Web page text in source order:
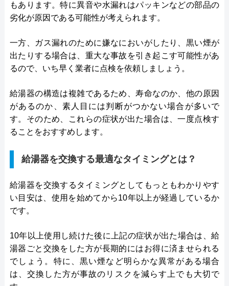
もあります。特に異音や水漏れはパッキンなどの部品の
劣化が原因である可能性が考えられます。
一方、ガス漏れのために嫌なにおいがしたり、黒い煙が
出たりする場合は、重大な事故を引き起こす可能性があ
るので、いち早く業者に点検を依頼しましょう。
給湯器の構造は複雑であるため、寿命なのか、他の原因
があるのか、素人目には判断がつかない場合が多いで
す。そのため、これらの症状が出た場合は、一度点検す
ることをおすすめします。
給湯器を交換する最適なタイミングとは？
給湯器を交換するタイミングとしてもっともわかりやす
い目安は、使用を始めてから10年以上が経過しているか
です。
10年以上使用し続けた後に上記の症状が出た場合は、給
湯器ごと交換をした方が長期的にはお得に済ませられる
でしょう。特に、黒い煙など明らかな異常がある場合
は、交換した方が事故のリスクを減らす上でも大切で